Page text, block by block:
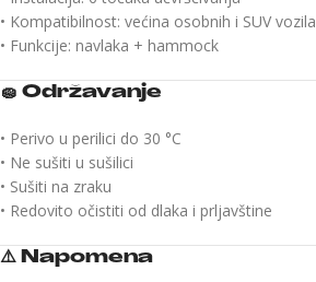
• Kompatibilnost: većina osobnih i SUV vozila
• Funkcije: navlaka + hammock
🧽 Održavanje
• Perivo u perilici do 30 °C
• Ne sušiti u sušilici
• Sušiti na zraku
• Redovito očistiti od dlaka i prljavštine
⚠️ Napomena